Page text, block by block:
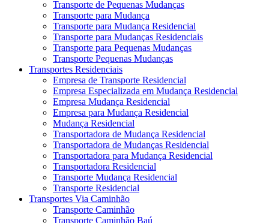
Transporte de Pequenas Mudanças
Transporte para Mudança
Transporte para Mudança Residencial
Transporte para Mudanças Residenciais
Transporte para Pequenas Mudanças
Transporte Pequenas Mudanças
Transportes Residenciais
Empresa de Transporte Residencial
Empresa Especializada em Mudança Residencial
Empresa Mudança Residencial
Empresa para Mudança Residencial
Mudança Residencial
Transportadora de Mudança Residencial
Transportadora de Mudanças Residencial
Transportadora para Mudança Residencial
Transportadora Residencial
Transporte Mudança Residencial
Transporte Residencial
Transportes Via Caminhão
Transporte Caminhão
Transporte Caminhão Baú